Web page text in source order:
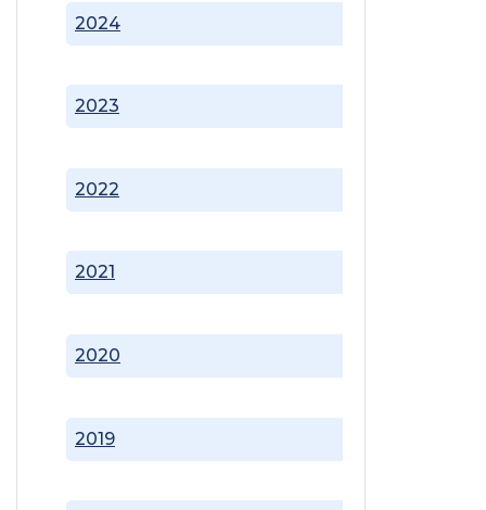
2019
2020
2021
2022
2023
2024